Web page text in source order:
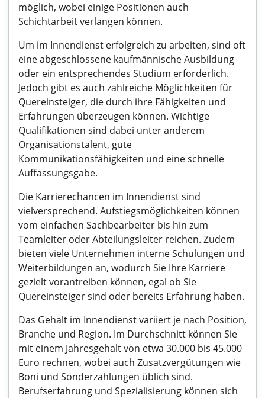
möglich, wobei einige Positionen auch
Schichtarbeit verlangen können.
Um im Innendienst erfolgreich zu arbeiten, sind oft
eine abgeschlossene kaufmännische Ausbildung
oder ein entsprechendes Studium erforderlich.
Jedoch gibt es auch zahlreiche Möglichkeiten für
Quereinsteiger, die durch ihre Fähigkeiten und
Erfahrungen überzeugen können. Wichtige
Qualifikationen sind dabei unter anderem
Organisationstalent, gute
Kommunikationsfähigkeiten und eine schnelle
Auffassungsgabe.
Die Karrierechancen im Innendienst sind
vielversprechend. Aufstiegsmöglichkeiten können
vom einfachen Sachbearbeiter bis hin zum
Teamleiter oder Abteilungsleiter reichen. Zudem
bieten viele Unternehmen interne Schulungen und
Weiterbildungen an, wodurch Sie Ihre Karriere
gezielt vorantreiben können, egal ob Sie
Quereinsteiger sind oder bereits Erfahrung haben.
Das Gehalt im Innendienst variiert je nach Position,
Branche und Region. Im Durchschnitt können Sie
mit einem Jahresgehalt von etwa 30.000 bis 45.000
Euro rechnen, wobei auch Zusatzvergütungen wie
Boni und Sonderzahlungen üblich sind.
Berufserfahrung und Spezialisierung können sich